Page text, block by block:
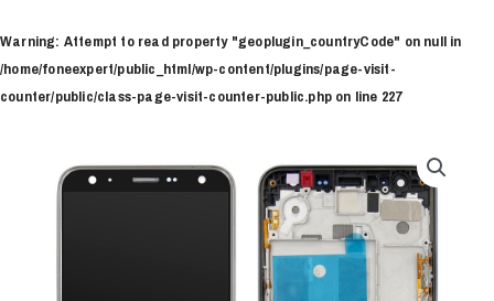
Warning: Attempt to read property "geoplugin_countryCode" on null in
/home/foneexpert/public_html/wp-content/plugins/page-visit-
counter/public/class-page-visit-counter-public.php on line 227
al
contenido